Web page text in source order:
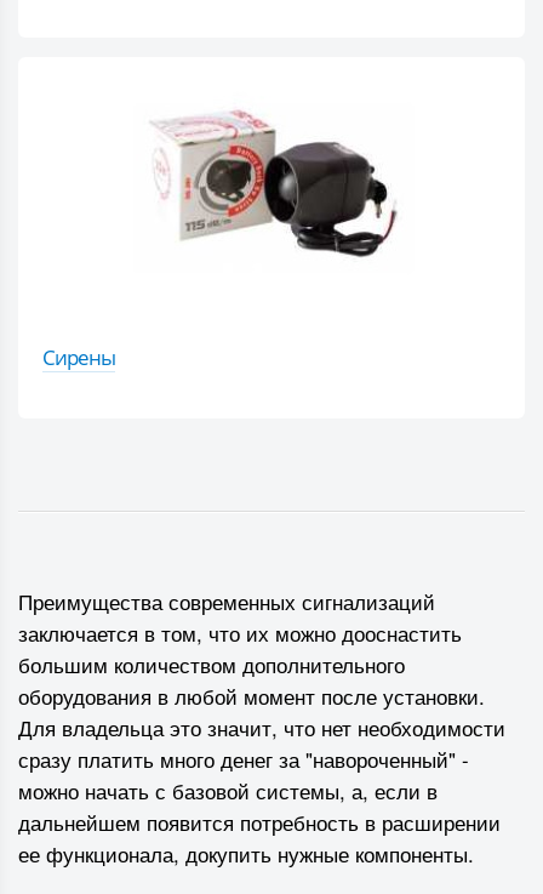
Сирены
Преимущества современных сигнализаций
заключается в том, что их можно дооснастить
большим количеством дополнительного
оборудования в любой момент после установки.
Для владельца это значит, что нет необходимости
сразу платить много денег за "навороченный" -
можно начать с базовой системы, а, если в
дальнейшем появится потребность в расширении
ее функционала, докупить нужные компоненты.